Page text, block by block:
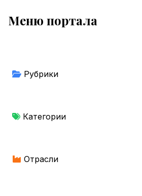
Меню портала
Рубрики
Категории
Отрасли